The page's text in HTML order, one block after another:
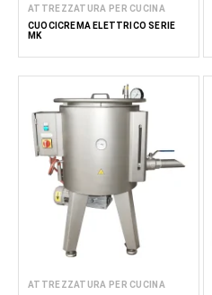
ATTREZZATURA PER CUCINA
CUOCICREMA ELETTRICO SERIE
MK
ATTREZZATURA PER CUCINA